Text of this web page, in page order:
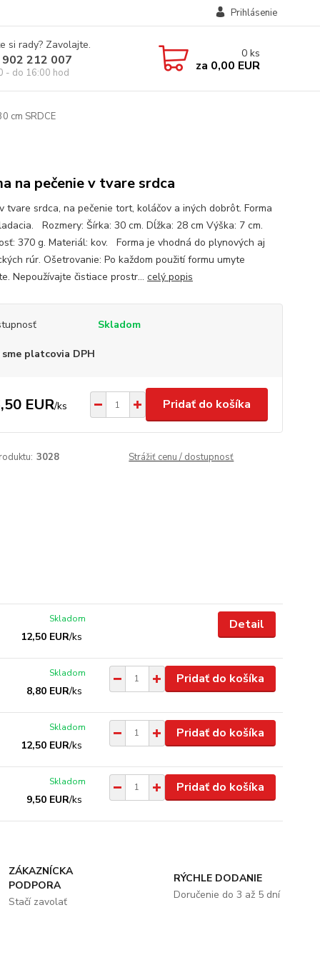
Prihlásenie
si rady? Zavolajte.
212 007
- do 16:00 hod
0 ks
za 0,00 EUR
cm SRDCE
na pečenie v tvare srdca
tvare srdca, na pečenie tort, koláčov a iných dobrôt. Forma
Rozmery: Šírka: 30 cm. Dĺžka: 28 cm Výška: 7 cm.
370 g. Materiál: kov. Forma je vhodná do plynových aj
rúr. Ošetrovanie: Po každom použití formu umyte
Nepoužívajte čistiace prostr... celý popis
Skladom
sme platcovia DPH
EUR/ks Pridať do košíka
3028 Strážiť cenu / dostupnosť
12,50 EUR/ks
Skladom Detail
8,80 EUR/ks
Skladom Pridať do košíka
12,50 EUR/ks
Skladom Pridať do košíka
9,50 EUR/ks
Skladom Pridať do košíka
ZÁKAZNÍCKA
PODPORA
Stačí zavolať
RÝCHLE DODANIE
Doručenie do 3 až 5 dní